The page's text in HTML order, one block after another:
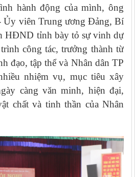
hành động của mình, ông
Ủy viên Trung ương Đảng, Bí
HĐND tỉnh bày tỏ sự vinh dự
công tác, trưởng thành từ
đạo, tập thể và Nhân dân TP
nhiệm vụ, mục tiêu xây
càng văn minh, hiện đại,
chất và tinh thần của Nhân